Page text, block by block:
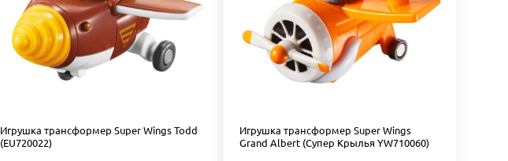
Игрушка трансформер Super Wings Todd
(EU720022)
Игрушка трансформер Super Wings
Grand Albert (Супер Крылья YW710060)